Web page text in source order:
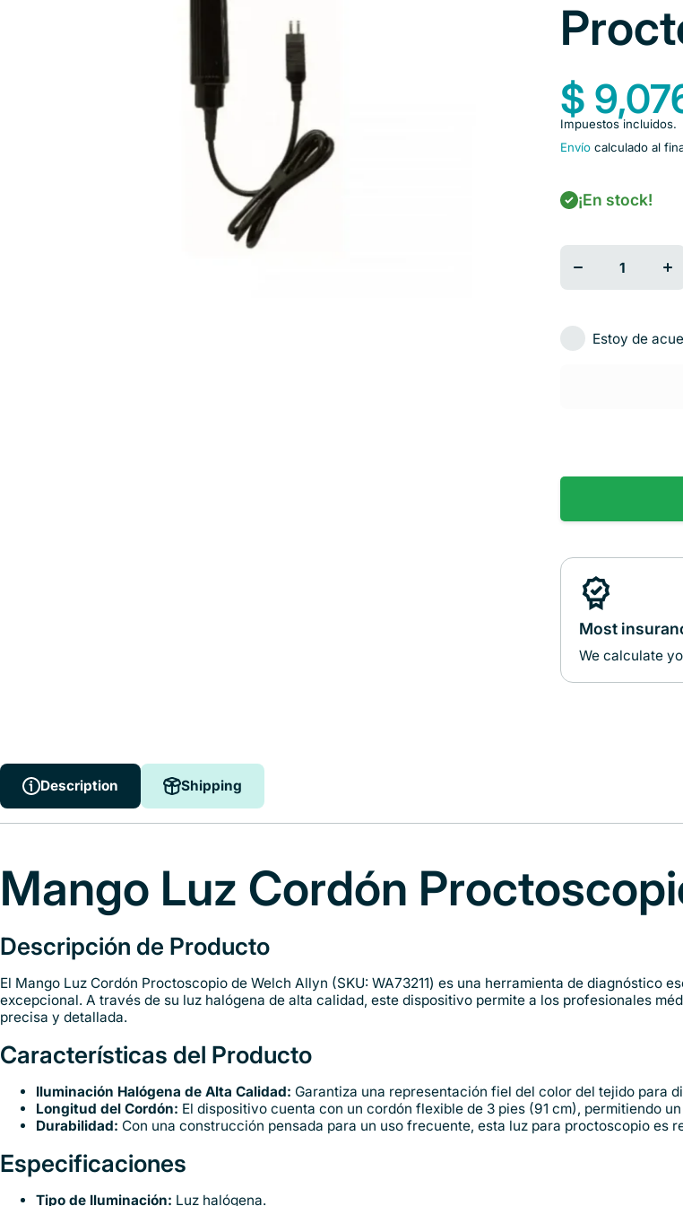
$
Impuestos incluidos.
Envíocalculado al
¡En stock!
para Mango
Proctoscopio
Estoy de
Most
We calculate
Description
Shipping
Mango Luz Cordón
Descripción de Producto
El Mango Luz Cordón Proctoscopio de Welch Allyn (SKU: WA73211) es una herramienta de
excepcional. A través de su luz halógena de alta calidad, este dispositivo permite a los profesionales
precisa y detallada.
Características del Producto
Iluminación Halógena de Alta Calidad: Garantiza una representación fiel del color del tejido para
Longitud del Cordón: El dispositivo cuenta con un cordón flexible de 3 pies (91 cm), permitiendo
Durabilidad: Con una construcción pensada para un uso frecuente, esta luz para proctoscopio es
Especificaciones
Tipo de Iluminación: Luz halógena.